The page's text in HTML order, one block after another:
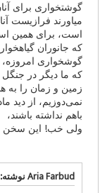
گوشتخواری برای
میاورند فرازیست
است، برای همین
که جانوران
گوشخواری امروزه،
که ما دیگر در
زمین و زمان را به
نمی‌دوزیم، از دید
باهم نداشته باشند،
ولی خب! این سخن
Aria Farbud نوشته: